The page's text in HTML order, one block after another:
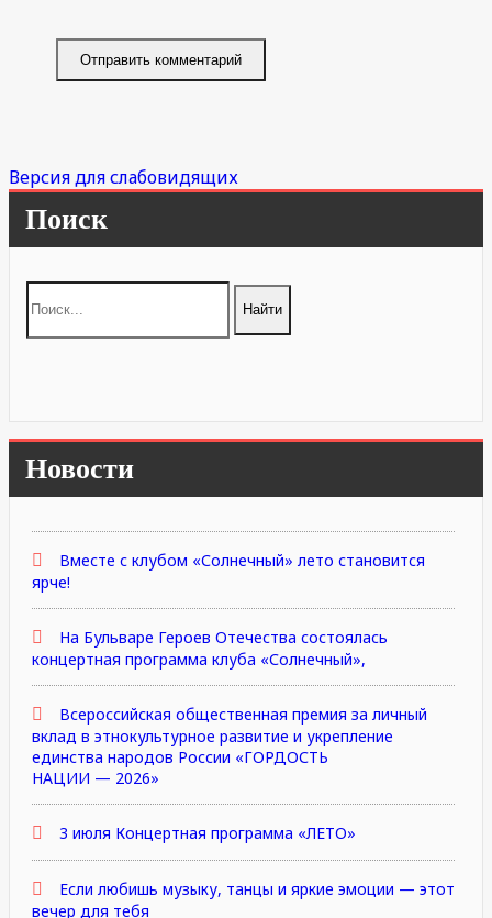
Версия для слабовидящих
Поиск
Новости
Вместе с клубом «Солнечный» лето становится
ярче!
На Бульваре Героев Отечества состоялась
концертная программа клуба «Солнечный»,
Всероссийская общественная премия за личный
вклад в этнокультурное развитие и укрепление
единства народов России «ГОРДОСТЬ
НАЦИИ — 2026»
3 июля Концертная программа «ЛЕТО»
Если любишь музыку, танцы и яркие эмоции — этот
вечер для тебя